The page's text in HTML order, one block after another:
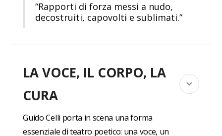
“Rapporti di forza messi a nudo,
decostruiti, capovolti e sublimati.”
LA VOCE, IL CORPO, LA
CURA
Guido Celli porta in scena una forma
essenziale di teatro poetico: una voce, un